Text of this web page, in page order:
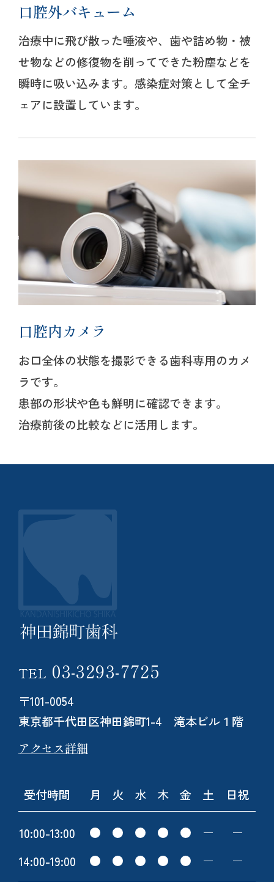
口腔外バキューム
治療中に飛び散った唾液や、歯や詰め物・被
せ物などの修復物を削ってできた粉塵などを
瞬時に吸い込みます。感染症対策として全チ
ェアに設置しています。
口腔内カメラ
お口全体の状態を撮影できる歯科専用のカメ
ラです。
患部の形状や色も鮮明に確認できます。
治療前後の比較などに活用します。
TEL 03-3293-7725
〒101-0054
東京都千代田区神田錦町1-4 滝本ビル１階
アクセス詳細
受付時間 月 火 水 木 金 土 日祝
10:00-13:00
14:00-19:00